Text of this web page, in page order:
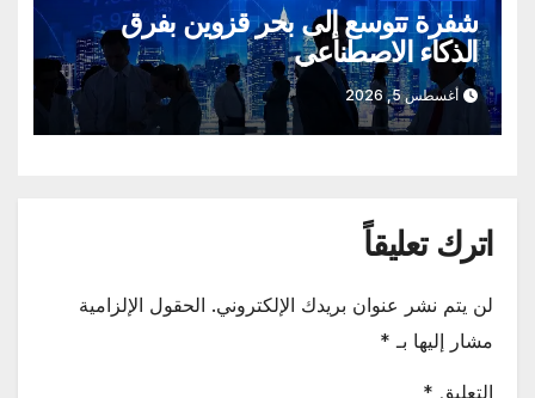
شفرة تتوسع إلى بحر قزوين بفرق
الذكاء الاصطناعي
أغسطس 5, 2026
اترك تعليقاً
لن يتم نشر عنوان بريدك الإلكتروني. الحقول الإلزامية
مشار إليها بـ *
التعليق *